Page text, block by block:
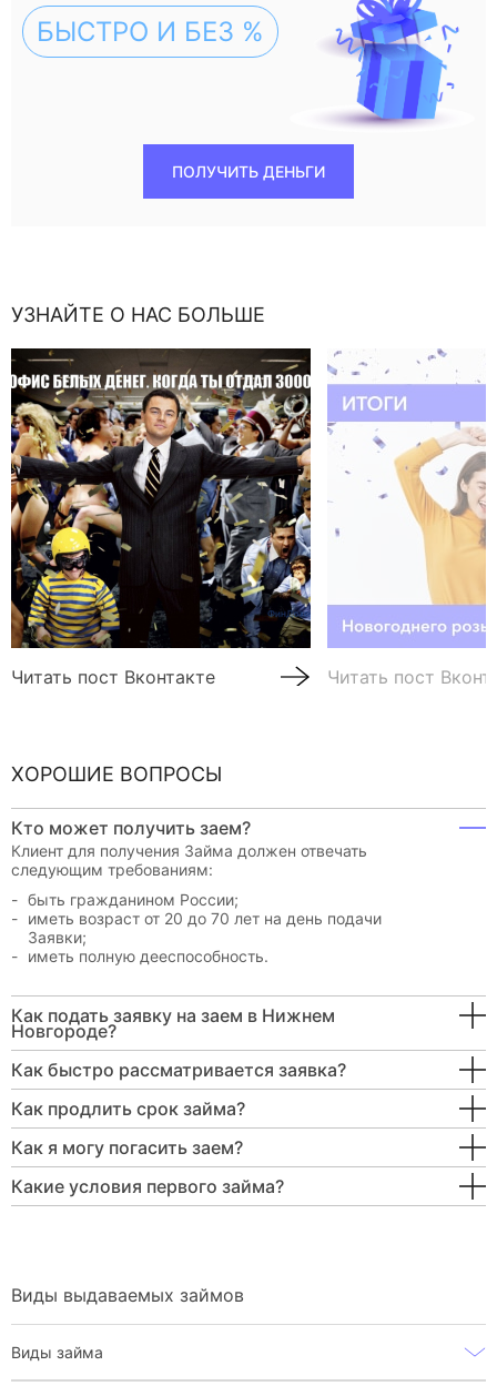
БЫСТРО И БЕЗ %
ПОЛУЧИТЬ ДЕНЬГИ
УЗНАЙТЕ О НАС БОЛЬШЕ
Читать пост Вконтакте Читать пост
ХОРОШИЕ ВОПРОСЫ
Кто может получить заем?
Клиент для получения Займа должен отвечать
следующим требованиям:
быть гражданином России;
иметь возраст от 20 до 70 лет на день подачи
Заявки;
иметь полную дееспособность.
Как подать заявку на заем в Нижнем
Новгороде?
Как быстро рассматривается заявка?
Как продлить срок займа?
Как я могу погасить заем?
Какие условия первого займа?
Виды выдаваемых займов
Виды займа